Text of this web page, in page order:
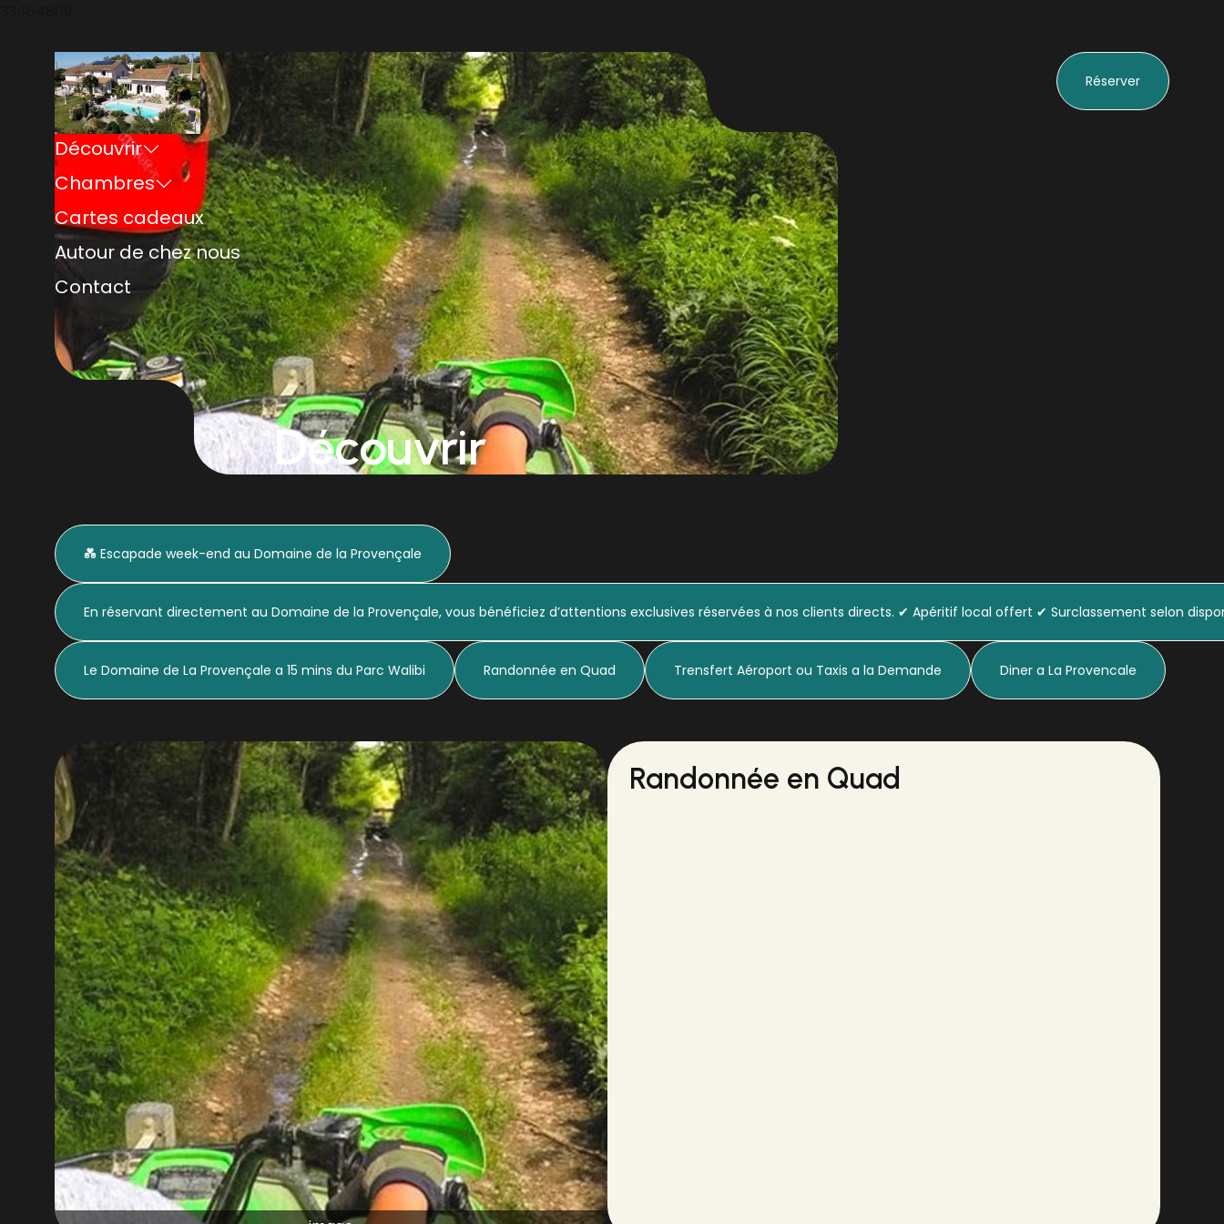
Découvrir
Chambres
Cartes cadeaux
Autour de chez nous
Contact
Réserver
Découvrir
💑 Escapade week-end au Domaine de la Provençale
En réservant directement au Domaine de la Provençale, vous bénéficiez d’attentions exclusives réservées à nos clients directs. ✔ Apéritif local offert ✔ Surclassement selon
Le Domaine de La Provençale a 15 mins du Parc Walibi Randonnée en Quad Trensfert Aéroport ou Taxis a la Demande Diner a La Provencale
Randonnée en Quad